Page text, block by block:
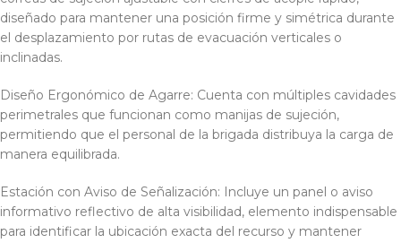
diseñado para mantener una posición firme y simétrica durante
el desplazamiento por rutas de evacuación verticales o
inclinadas.
Diseño Ergonómico de Agarre: Cuenta con múltiples cavidades
perimetrales que funcionan como manijas de sujeción,
permitiendo que el personal de la brigada distribuya la carga de
manera equilibrada.
Estación con Aviso de Señalización: Incluye un panel o aviso
informativo reflectivo de alta visibilidad, elemento indispensable
para identificar la ubicación exacta del recurso y mantener